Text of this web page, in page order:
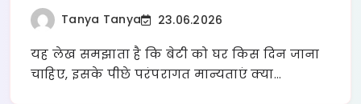
Tanya Tanya 23.06.2026
यह लेख समझाता है कि बेटी को घर किस दिन जाना
चाहिए, इसके पीछे परंपरागत मान्यताएं क्या…